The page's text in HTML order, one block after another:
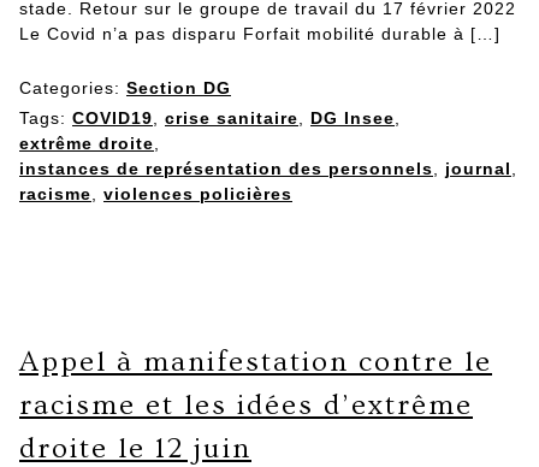
stade. Retour sur le groupe de travail du 17 février 2022
Le Covid n’a pas disparu Forfait mobilité durable à […]
Categories: Section DG
Tags: COVID19 crise sanitaire DG Insee
extrême droite
instances de représentation des personnels
journal
racisme
violences policières
Appel à manifestation contre le
racisme et les idées d’extrême
droite le 12 juin